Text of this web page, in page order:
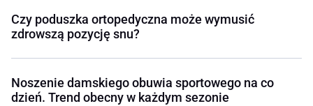
Czy poduszka ortopedyczna może wymusić
zdrowszą pozycję snu?
Noszenie damskiego obuwia sportowego na co
dzień. Trend obecny w każdym sezonie